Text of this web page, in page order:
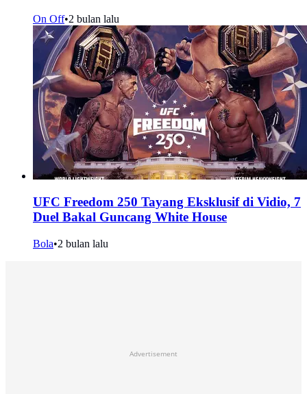
On Off•2 bulan lalu
UFC Freedom 250 Tayang Eksklusif di Vidio, 7
Duel Bakal Guncang White House
Bola•2 bulan lalu
Advertisement